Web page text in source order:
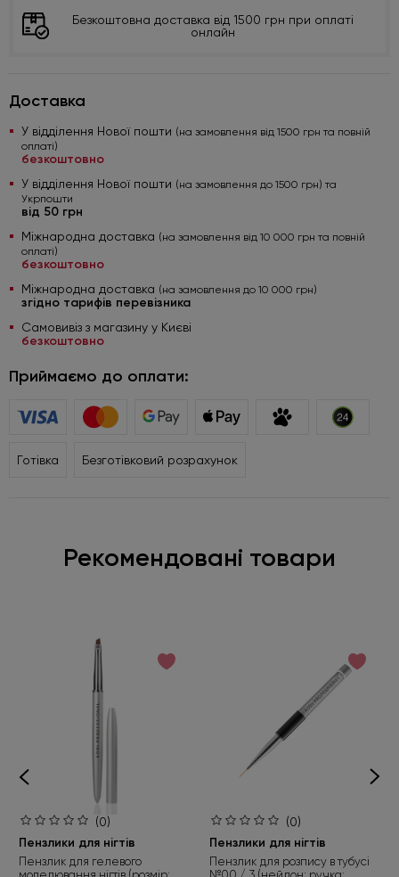
Безкоштовна доставка від 1500 грн при оплаті
онлайн
Доставка
У відділення Нової пошти (на замовлення від 1500 грн та повній
оплаті)
безкоштовно
У відділення Нової пошти (на замовлення до 1500 грн) та
Укрпошти
від 50 грн
Міжнародна доставка (на замовлення від 10 000 грн та повній
оплаті)
безкоштовно
Міжнародна доставка (на замовлення до 10 000 грн)
згідно тарифів перевізника
Самовивіз з магазину у Києві
безкоштовно
Приймаємо до оплати:
Готівка Безготівковий розрахунок
Рекомендовані товари
(0)
Пензлики для нігтів
Пензлик для гелевого
(0)
Пензлики для нігтів
Пензлик для розпису в тубусі